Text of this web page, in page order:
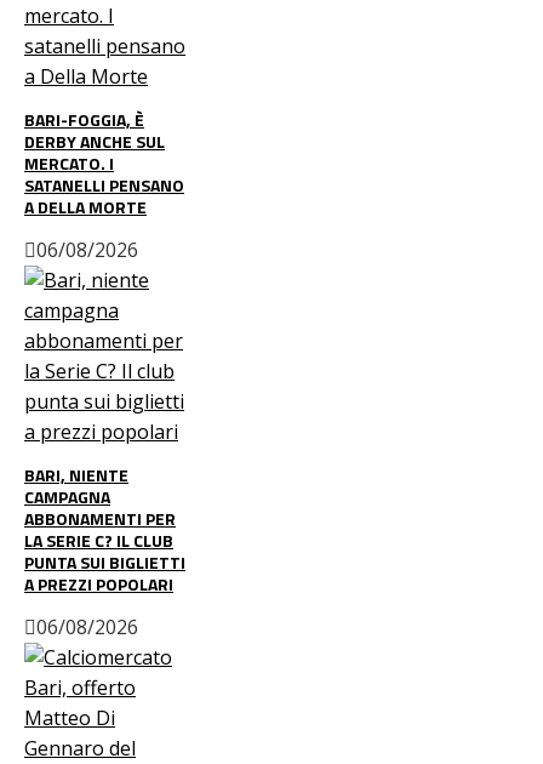
BARI-FOGGIA, È
DERBY ANCHE SUL
MERCATO. I
SATANELLI PENSANO
A DELLA MORTE
06/08/2026
BARI, NIENTE
CAMPAGNA
ABBONAMENTI PER
LA SERIE C? IL CLUB
PUNTA SUI BIGLIETTI
A PREZZI POPOLARI
06/08/2026